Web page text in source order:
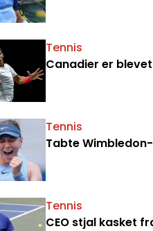
Tennis
Canadier er
Tennis
Tabte
Tennis
CEO stjal kasket